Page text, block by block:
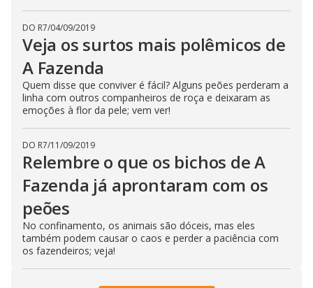
DO R7/04/09/2019
Veja os surtos mais polêmicos de
A Fazenda
Quem disse que conviver é fácil? Alguns peões perderam a
linha com outros companheiros de roça e deixaram as
emoções à flor da pele; vem ver!
DO R7/11/09/2019
Relembre o que os bichos de A
Fazenda já aprontaram com os
peões
No confinamento, os animais são dóceis, mas eles
também podem causar o caos e perder a paciência com
os fazendeiros; veja!